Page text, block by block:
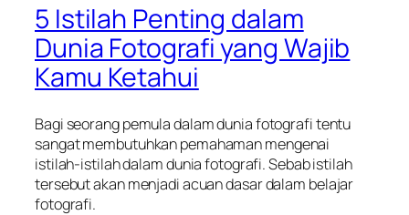
5 Istilah Penting dalam
Dunia Fotografi yang Wajib
Kamu Ketahui
Bagi seorang pemula dalam dunia fotografi tentu
sangat membutuhkan pemahaman mengenai
istilah-istilah dalam dunia fotografi. Sebab istilah
tersebut akan menjadi acuan dasar dalam belajar
fotografi.